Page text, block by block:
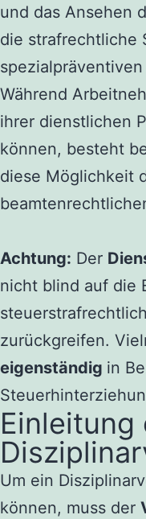
und das Ansehen
die strafrechtliche
Während
ihrer dienstlichen
können, besteht
diese Möglichkeit
Achtung: Der
nicht blind auf die
zurückgreifen.
eigenständig in
Einleitung
Um ein
können, muss der